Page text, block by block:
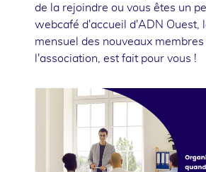
de la rejoindre ou vous êtes un
webcafé d'accueil d'ADN Ouest,
mensuel des nouveaux membres
l'association, est fait pour vous !